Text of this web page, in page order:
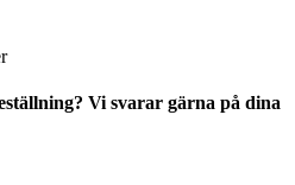
Vi svarar gärna på dina